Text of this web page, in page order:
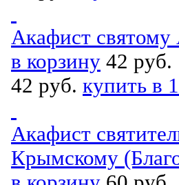
Акафист
в корзину 42 руб.
42 руб. купить в
Акафист
Крымскому